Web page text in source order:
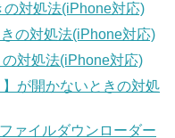
対処法(iPhone対応)
の対処法(iPhone対応)
対処法(iPhone対応)
が開かないときの対処
ァイルダウンローダー